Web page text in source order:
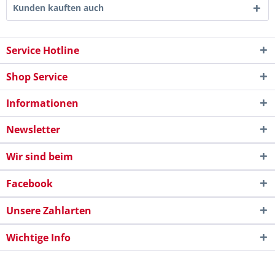
Kunden kauften auch
Service Hotline
Shop Service
Informationen
Newsletter
Wir sind beim
Facebook
Unsere Zahlarten
Wichtige Info